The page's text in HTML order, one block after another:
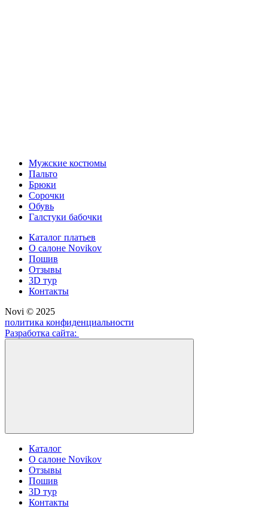
Мужские костюмы
Пальто
Брюки
Сорочки
Обувь
Галстуки бабочки
Каталог платьев
О салоне Novikov
Пошив
Отзывы
3D тур
Контакты
Novi © 2025
политика конфиденциальности
Разработка сайта:
Каталог
О салоне Novikov
Отзывы
Пошив
3D тур
Контакты